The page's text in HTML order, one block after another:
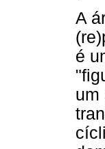
A
é
um